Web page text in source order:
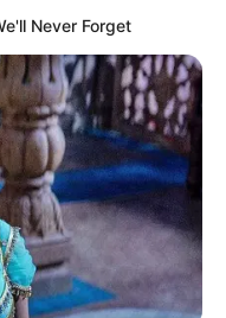
el enfoque territorial
, para lograr que los
que se impongan a
justicia, incluyan al
los procesos de
que son
grupos armados,
en un sentido
entendimiento. Desde
climáticos,
de cuerpos de
Never Forget